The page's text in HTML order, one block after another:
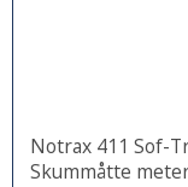
Notrax 411 Sof-
Skummåtte